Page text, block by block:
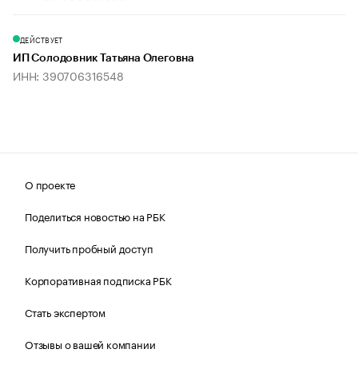
ДЕЙСТВУЕТ
ИП Солодовник Татьяна Олеговна
ИНН: 390706316548
О проекте
Поделиться новостью на РБК
Получить пробный доступ
Корпоративная подписка РБК
Стать экспертом
Отзывы о вашей компании